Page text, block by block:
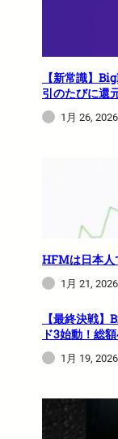
【新常識】
引のたびに還
1月 26, 2026
HFMは日本人
1月 21, 2026
【最終決戦
ド3始動！総
1月 19, 2026